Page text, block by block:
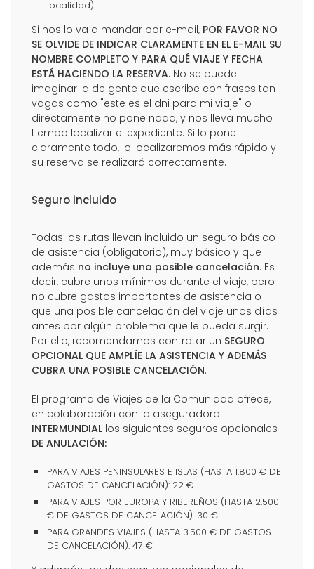
localidad)
Si nos lo va a mandar por e-mail, POR FAVOR NO
SE OLVIDE DE INDICAR CLARAMENTE EN EL E-MAIL SU
NOMBRE COMPLETO Y PARA QUÉ VIAJE Y FECHA
ESTÁ HACIENDO LA RESERVA. No se puede
imaginar la de gente que escribe con frases tan
vagas como "este es el dni para mi viaje" o
directamente no pone nada, y nos lleva mucho
tiempo localizar el expediente. Si lo pone
claramente todo, lo localizaremos más rápido y
su reserva se realizará correctamente.
Seguro incluido
Todas las rutas llevan incluido un seguro básico
de asistencia (obligatorio), muy básico y que
además no incluye una posible cancelación. Es
decir, cubre unos mínimos durante el viaje, pero
no cubre gastos importantes de asistencia o
que una posible cancelación del viaje unos días
antes por algún problema que le pueda surgir.
Por ello, recomendamos contratar un SEGURO
OPCIONAL QUE AMPLÍE LA ASISTENCIA Y ADEMÁS
CUBRA UNA POSIBLE CANCELACIÓN.
El programa de Viajes de la Comunidad ofrece,
en colaboración con la aseguradora
INTERMUNDIAL los siguientes seguros opcionales
DE ANULACIÓN:
PARA VIAJES PENINSULARES E ISLAS (HASTA 1.800 € DE
GASTOS DE CANCELACIÓN): 22 €
PARA VIAJES POR EUROPA Y RIBEREÑOS (HASTA 2.500
€ DE GASTOS DE CANCELACIÓN): 30 €
PARA GRANDES VIAJES (HASTA 3.500 € DE GASTOS
DE CANCELACIÓN): 47 €